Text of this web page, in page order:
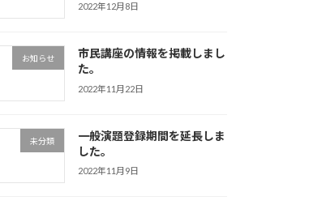
2022年12月8日
お知らせ
市民講座の情報を掲載しまし
た。
2022年11月22日
未分類
一般演題登録期間を延長しま
した。
2022年11月9日